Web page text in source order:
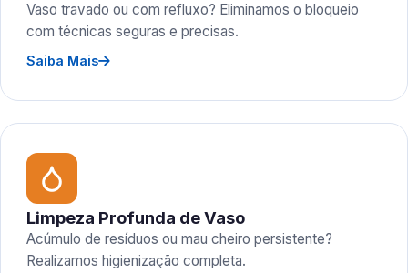
Vaso travado ou com refluxo? Eliminamos o bloqueio
com técnicas seguras e precisas.
Saiba Mais
Limpeza Profunda de Vaso
Acúmulo de resíduos ou mau cheiro persistente?
Realizamos higienização completa.